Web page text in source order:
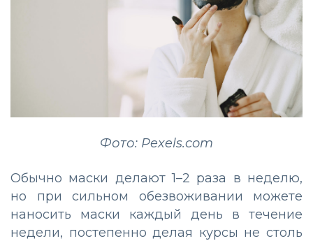
Фото: Pexels.com
Обычно маски делают 1–2 раза в неделю,
но при сильном обезвоживании можете
наносить маски каждый день в течение
недели, постепенно делая курсы не столь